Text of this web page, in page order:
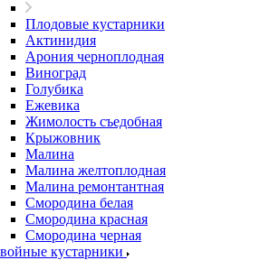
Плодовые кустарники
Актинидия
Арония черноплодная
Виноград
Голубика
Ежевика
Жимолость съедобная
Крыжовник
Малина
Малина желтоплодная
Малина ремонтантная
Смородина белая
Смородина красная
Смородина черная
кустарники